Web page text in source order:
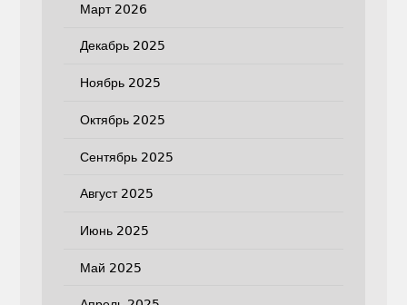
Март 2026
Декабрь 2025
Ноябрь 2025
Октябрь 2025
Сентябрь 2025
Август 2025
Июнь 2025
Май 2025